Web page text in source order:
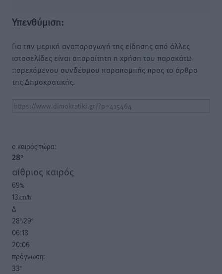
Υπενθύμιση:
Για την μερική αναπαραγωγή της είδησης από άλλες
ιστοσελίδες είναι απαραίτητη η χρήση του παρακάτω
παρεχόμενου συνδέσμου παραπομπής προς το άρθρο
της Δημοκρατικής.
o καιρός τώρα:
28°
αίθριος καιρός
69%
13km/h
Δ
28°/29°
06:18
20:06
πρόγνωση:
33°